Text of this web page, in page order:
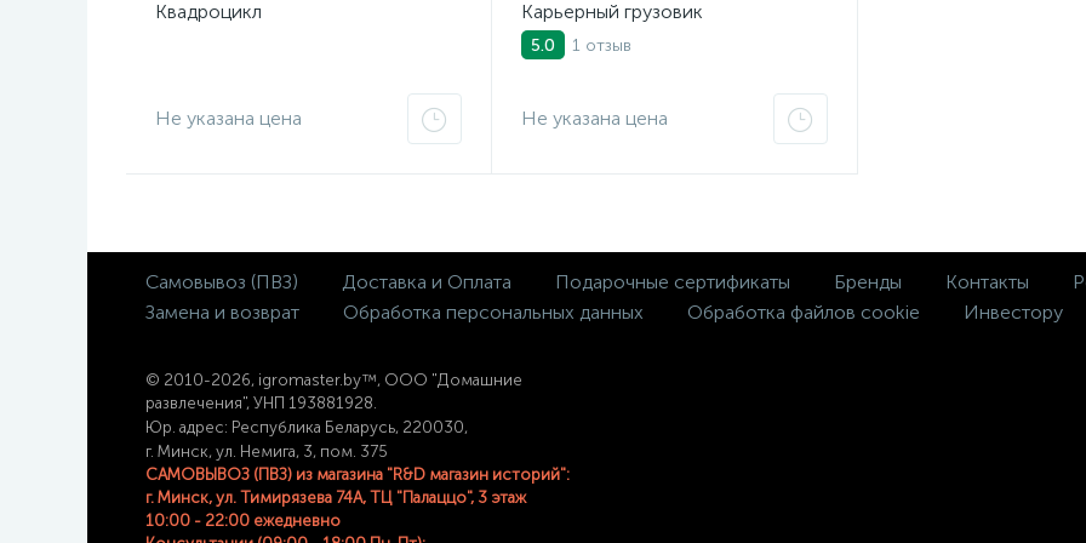
Квадроцикл
Не указана цена
Карьерный грузовик
5.0 1 отзыв
Не указана цена
Самовывоз (ПВЗ) Доставка и Оплата Подарочные сертификаты Бренды Контакты
Замена и возврат
Обработка персональных данных Обработка файлов cookie Инвестору
© 2010-2026, igromaster.by™, ООО "Домашние
развлечения", УНП 193881928.
Юр. адрес: Республика Беларусь, 220030,
г. Минск, ул. Немига, 3, пом. 375
САМОВЫВОЗ (ПВЗ) из магазина "R&D магазин историй":
г. Минск, ул. Тимирязева 74A, ТЦ "Палаццо", 3 этаж
10:00 - 22:00 ежедневно